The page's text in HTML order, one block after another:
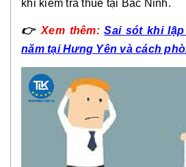
khi kiểm tra thuế tại Bắc Ninh.
👉 Xem thêm:Sai sót khi
năm tại Hưng Yên và cách